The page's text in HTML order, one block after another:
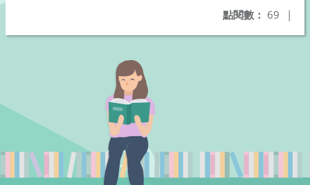
點閱數： 69 |